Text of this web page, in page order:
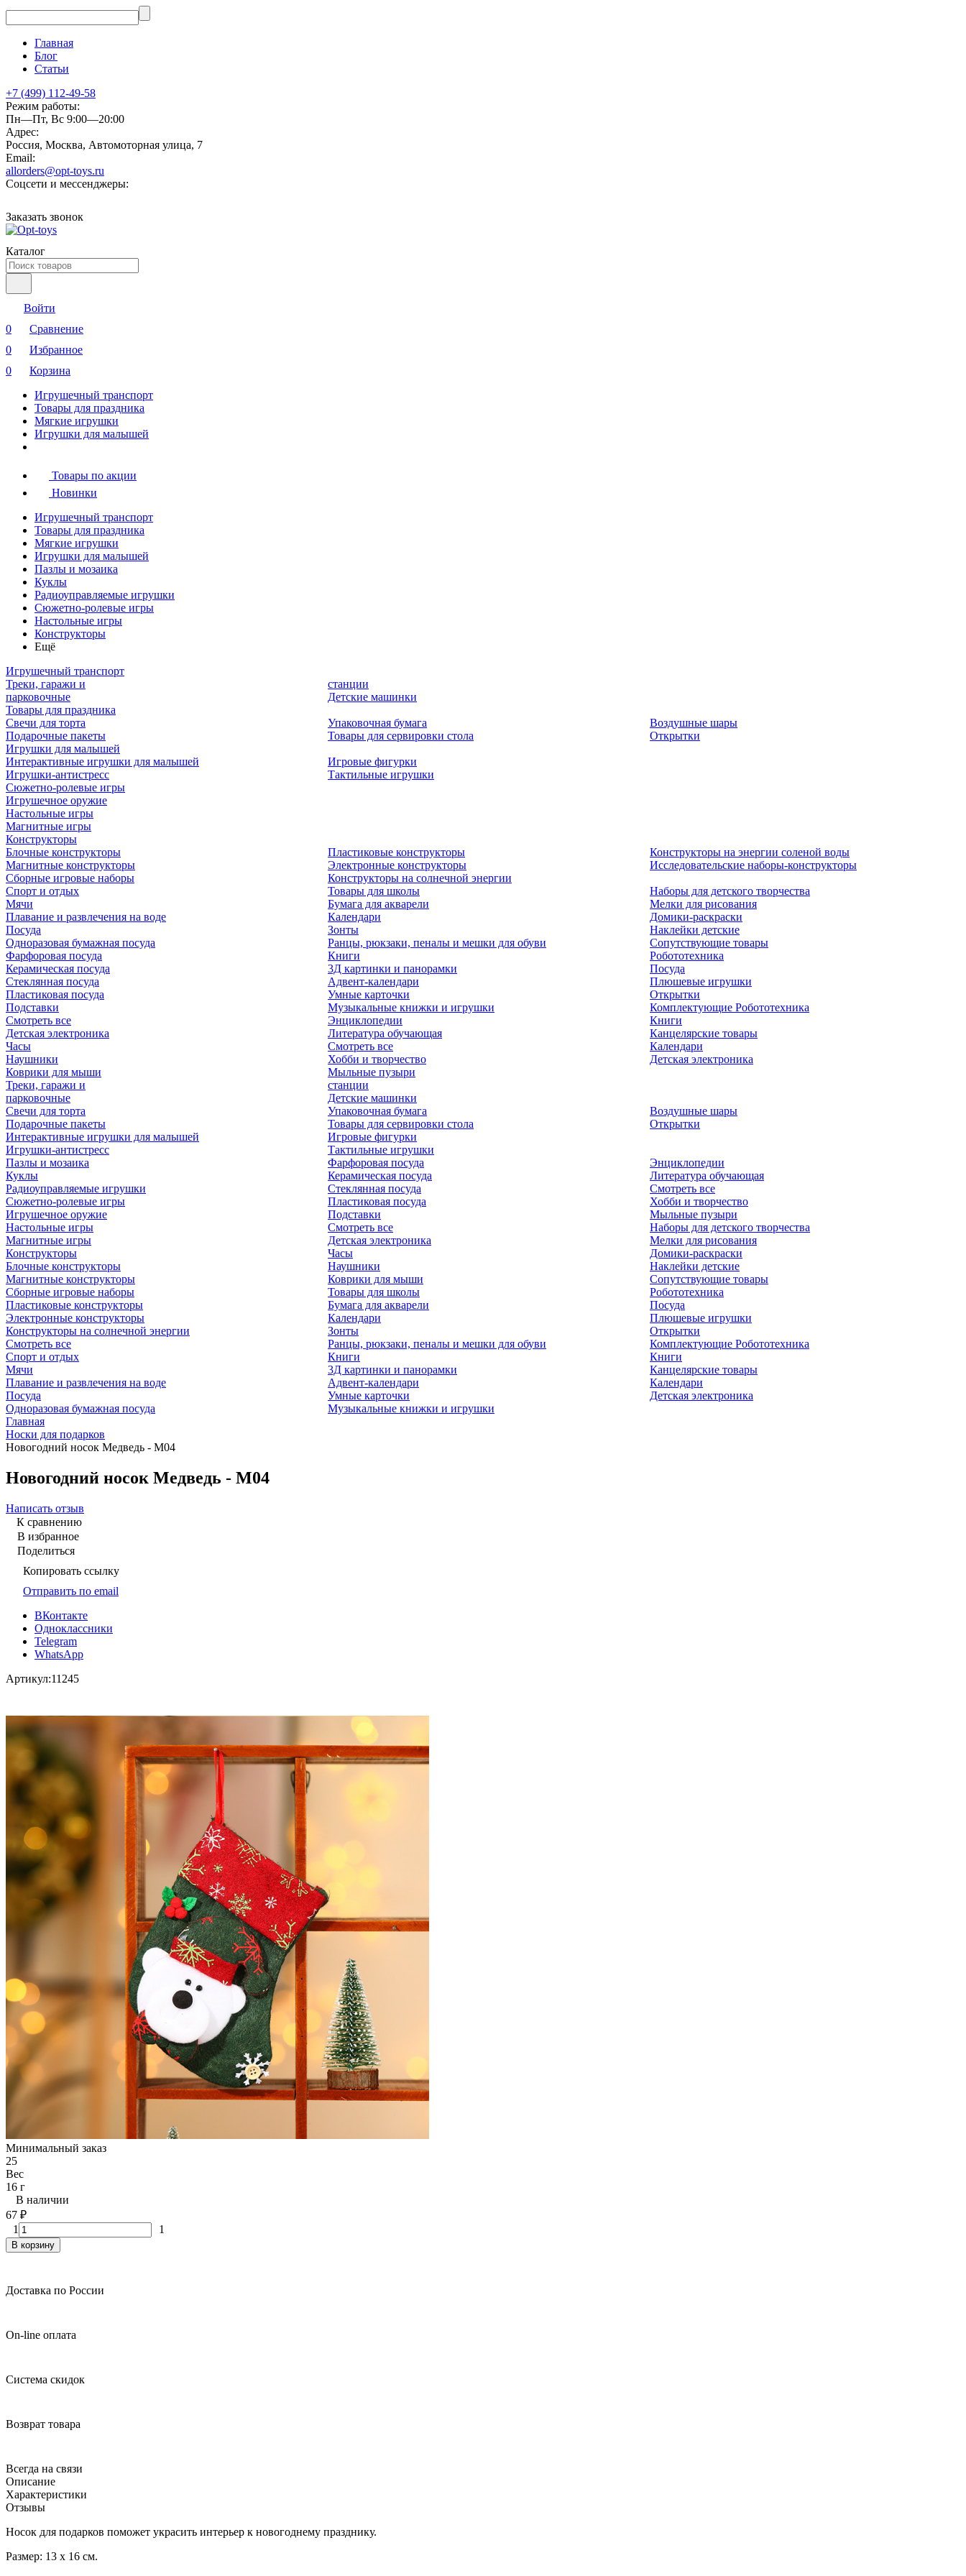
Главная
Блог
Статьи
+7 (499) 112-49-58
Режим работы:
Пн—Пт, Вс 9:00—20:00
Адрес:
Россия, Москва, Автомоторная улица, 7
Email:
allorders@opt-toys.ru
Соцсети и мессенджеры:
Заказать звонок
Каталог
Войти
0
Сравнение
0
Избранное
0
Корзина
Игрушечный транспорт
Товары для праздника
Мягкие игрушки
Игрушки для малышей
Товары по акции
Новинки
Игрушечный транспорт
Товары для праздника
Мягкие игрушки
Игрушки для малышей
Пазлы и мозаика
Куклы
Радиоуправляемые игрушки
Сюжетно-ролевые игры
Настольные игры
Конструкторы
Ещё
Игрушечный транспорт
Треки, гаражи и
парковочные
станции
Детские машинки
Товары для праздника
Свечи для торта
Подарочные пакеты
Упаковочная бумага
Товары для сервировки стола
Воздушные шары
Открытки
Игрушки для малышей
Интерактивные игрушки для малышей
Игрушки-антистресс
Игровые фигурки
Тактильные игрушки
Сюжетно-ролевые игры
Игрушечное оружие
Настольные игры
Магнитные игры
Конструкторы
Блочные конструкторы
Магнитные конструкторы
Сборные игровые наборы
Пластиковые конструкторы
Электронные конструкторы
Конструкторы на солнечной энергии
Конструкторы на энергии соленой воды
Исследовательские наборы-конструкторы
Спорт и отдых
Мячи
Плавание и развлечения на воде
Посуда
Одноразовая бумажная посуда
Фарфоровая посуда
Керамическая посуда
Стеклянная посуда
Пластиковая посуда
Подставки
Смотреть все
Детская электроника
Часы
Наушники
Коврики для мыши
Товары для школы
Бумага для акварели
Календари
Зонты
Ранцы, рюкзаки, пеналы и мешки для обуви
Книги
3Д картинки и панорамки
Адвент-календари
Умные карточки
Музыкальные книжки и игрушки
Энциклопедии
Литература обучающая
Смотреть все
Хобби и творчество
Мыльные пузыри
Наборы для детского творчества
Мелки для рисования
Домики-раскраски
Наклейки детские
Сопутствующие товары
Робототехника
Посуда
Плюшевые игрушки
Открытки
Комплектующие Робототехника
Книги
Канцелярские товары
Календари
Детская электроника
Треки, гаражи и
парковочные
станции
Детские машинки
Свечи для торта
Подарочные пакеты
Упаковочная бумага
Товары для сервировки стола
Воздушные шары
Открытки
Интерактивные игрушки для малышей
Игрушки-антистресс
Игровые фигурки
Тактильные игрушки
Пазлы и мозаика
Куклы
Радиоуправляемые игрушки
Сюжетно-ролевые игры
Игрушечное оружие
Настольные игры
Магнитные игры
Конструкторы
Блочные конструкторы
Магнитные конструкторы
Сборные игровые наборы
Пластиковые конструкторы
Электронные конструкторы
Конструкторы на солнечной энергии
Смотреть все
Спорт и отдых
Мячи
Плавание и развлечения на воде
Посуда
Одноразовая бумажная посуда
Фарфоровая посуда
Керамическая посуда
Стеклянная посуда
Пластиковая посуда
Подставки
Смотреть все
Детская электроника
Часы
Наушники
Коврики для мыши
Товары для школы
Бумага для акварели
Календари
Зонты
Ранцы, рюкзаки, пеналы и мешки для обуви
Книги
3Д картинки и панорамки
Адвент-календари
Умные карточки
Музыкальные книжки и игрушки
Энциклопедии
Литература обучающая
Смотреть все
Хобби и творчество
Мыльные пузыри
Наборы для детского творчества
Мелки для рисования
Домики-раскраски
Наклейки детские
Сопутствующие товары
Робототехника
Посуда
Плюшевые игрушки
Открытки
Комплектующие Робототехника
Книги
Канцелярские товары
Календари
Детская электроника
Главная
Носки для подарков
Новогодний носок Медведь - М04
Новогодний носок Медведь - М04
Написать отзыв
К сравнению
В избранное
Поделиться
Копировать ссылку
Отправить по email
ВКонтакте
Одноклассники
Telegram
WhatsApp
Артикул:11245
Минимальный заказ
25
Вес
16 г
В наличии
67 ₽
1
1
В корзину
Доставка по России
On-line оплата
Система скидок
Возврат товара
Всегда на связи
Описание
Характеристики
Отзывы
Носок для подарков поможет украсить интерьер к новогоднему празднику.
Размер: 13 х 16 см.